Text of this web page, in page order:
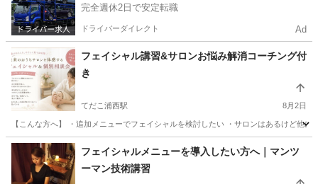
完全週休2日で安定転職
ドライバーダイレクト Ad
フェイシャル講習&サロンお悩み解消コーチング付
き
てだこ浦西駅 8月2日
【こんな方へ】 ・追加メニューでフェイシャルを検討したい ・サロンはあるけど他
沖縄 中頭郡 てだこ浦西駅 フェイシャル
フェイシャルメニューを導入したい方へ｜マンツ
ーマン技術講習